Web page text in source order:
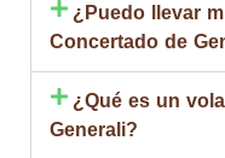
¿Puedo llevar
Concertado de
¿Qué es un
Generali?